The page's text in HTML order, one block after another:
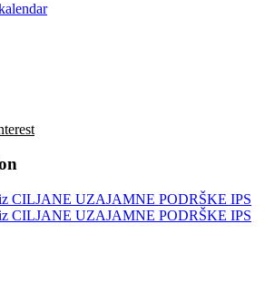
CILJANE UZAJAMNE PODRŠKE IPS
CILJANE UZAJAMNE PODRŠKE IPS